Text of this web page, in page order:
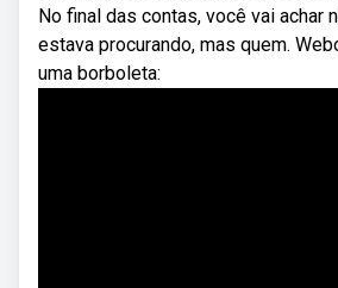
No final das contas, você vai achar
estava procurando, mas quem.
uma borboleta: